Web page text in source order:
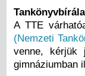
A TTE
(Nemzeti
venne, kérjük
gimnáziumban